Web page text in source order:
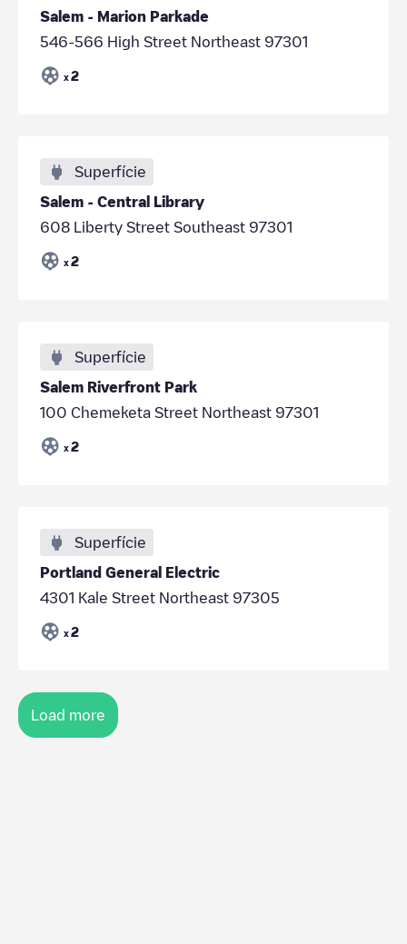
Salem - Marion Parkade
546-566 High Street Northeast 97301
x 2
Superfície
Salem - Central Library
608 Liberty Street Southeast 97301
x 2
Superfície
Salem Riverfront Park
100 Chemeketa Street Northeast 97301
x 2
Superfície
Portland General Electric
4301 Kale Street Northeast 97305
x 2
Load more